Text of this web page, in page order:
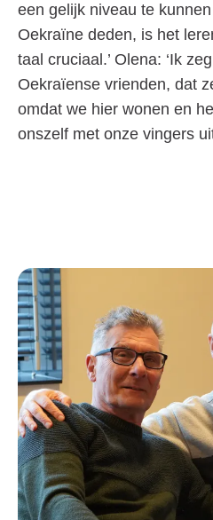
een gelijk niveau te
Oekraïne deden, is het
taal cruciaal.’ Olena: ‘Ik
Oekraïense vrienden, dat
omdat we hier wonen en
onszelf met onze vingers